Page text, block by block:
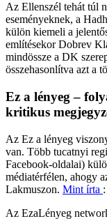
Az Ellenszél tehát túl
eseményeknek, a
külön kiemeli a
említésekor Dobrev
mindössze a DK
összehasonlítva azt a
Ez a lényeg –
kritikus
Az Ez a lényeg
van. Több tucatnyi
Facebook-oldalai)
médiatérfélen, ahogy
Lakmuszon. Mint írta :
Az EzaLényeg